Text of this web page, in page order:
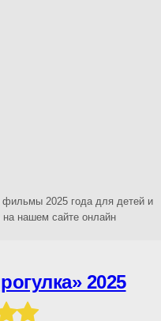
2025 года для детей и
нашем сайте онлайн
2025